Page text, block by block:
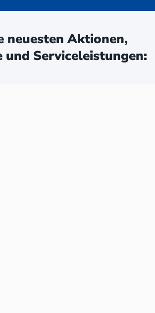
neuesten Aktionen,
und Serviceleistungen: